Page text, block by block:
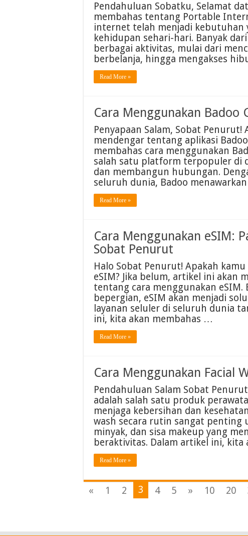
Pendahuluan Sobatku, Selamat
membahas tentang Portable
internet telah menjadi kebutuhan
kehidupan sehari-hari. Banyak
berbagai aktivitas, mulai dari
berbelanja, hingga mengakses
Read More »
Cara Menggunakan Badoo
Penyapaan Salam, Sobat
mendengar tentang aplikasi
membahas cara menggunakan
salah satu platform terpopuler di
dan membangun hubungan.
seluruh dunia, Badoo
Read More »
Cara Menggunakan eSIM:
Sobat Penurut
Halo Sobat Penurut! Apakah
eSIM? Jika belum, artikel ini akan
tentang cara menggunakan
bepergian, eSIM akan menjadi
layanan seluler di seluruh dunia
ini, kita akan membahas …
Read More »
Cara Menggunakan Facial
Pendahuluan Salam Sobat
adalah salah satu produk
menjaga kebersihan dan
wash secara rutin sangat
minyak, dan sisa makeup yang
beraktivitas. Dalam artikel ini, kita
Read More »
« 1 2 3 4 5 » 10 20